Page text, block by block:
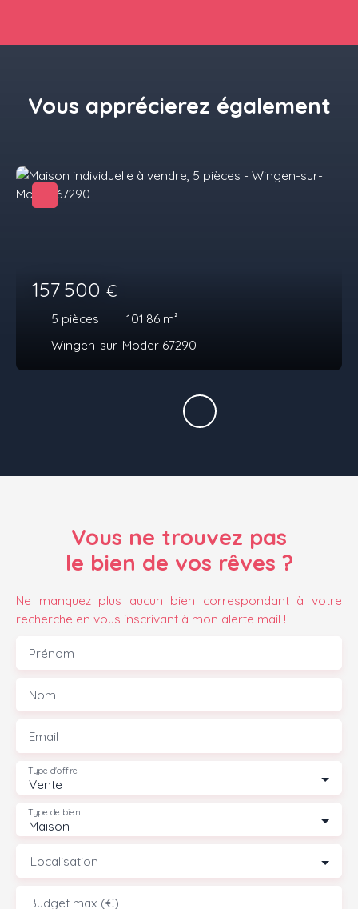
Vous apprécierez également
157 500 €
5 pièces 101.86 m²
Wingen-sur-Moder 67290
Vous ne trouvez pas
le bien de vos rêves ?
Ne manquez plus aucun bien correspondant à votre
recherche en vous inscrivant à mon alerte mail !
Prénom
Nom
Email
Vente
Type d'offre
Maison
Type de bien
Localisation
Budget max (€)